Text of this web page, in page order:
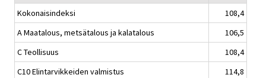
Kokonaisindeksi
108,4
A Maatalous, metsätalous ja kalatalous
106,5
C Teollisuus
108,4
C10 Elintarvikkeiden valmistus
114,8